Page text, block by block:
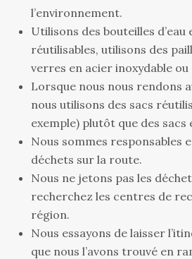
l’environnement.
Utilisons des bouteilles d’eau
réutilisables, utilisons des
verres en acier inoxydable ou
Lorsque nous nous rendons
nous utilisons des sacs
exemple) plutôt que des sacs
Nous sommes responsables
déchets sur la route.
Nous ne jetons pas les
recherchez les centres de
région.
Nous essayons de laisser
que nous l’avons trouvé en